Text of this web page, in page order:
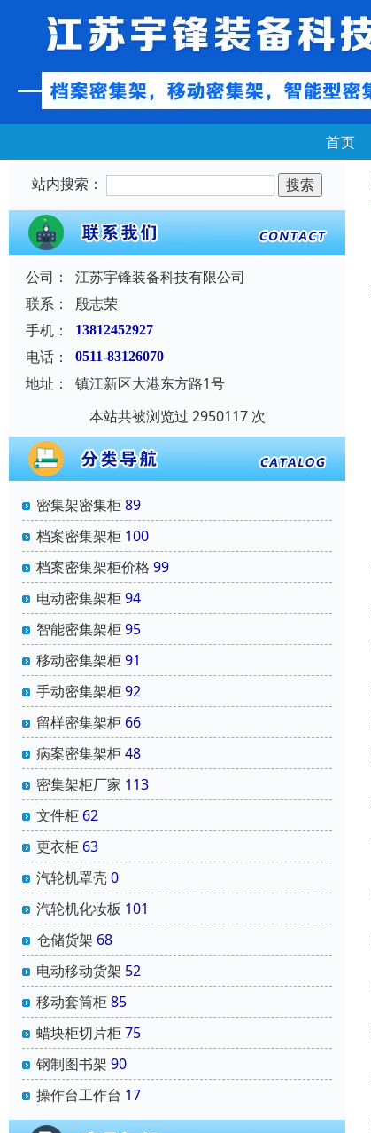
首页
站内搜索：
公司：
江苏宇锋装备科技有限公司
联系：
殷志荣
手机：
13812452927
电话： 0511-83126070
地址：
镇江新区大港东方路1号
本站共被浏览过 2950117 次
密集架密集柜89
档案密集架柜 100
档案密集架柜价格 99
电动密集架柜94
智能密集架柜95
移动密集架柜91
手动密集架柜92
留样密集架柜 66
病案密集架柜48
密集架柜厂家 113
文件柜 62
更衣柜 63
汽轮机罩壳0
汽轮机化妆板 101
仓储货架 68
电动移动货架 52
移动套筒柜85
蜡块柜切片柜75
钢制图书架 90
操作台工作台 17